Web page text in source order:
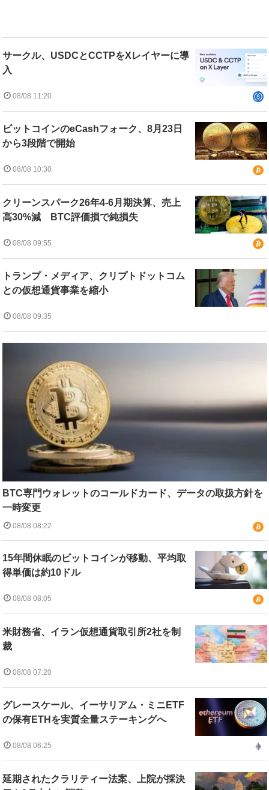
サークル、USDCとCCTPをXレイヤーに導
入
08/08 11:20
ビットコインのeCashフォーク、8月23日
から3段階で開始
08/08 10:30
クリーンスパーク26年4-6月期決算、売上
高30%減 BTC評価損で純損失
08/08 09:55
トランプ・メディア、クリプトドットコム
との仮想通貨事業を縮小
08/08 09:35
BTC専門ウォレットのコールドカード、データの取扱方針を
一時変更
08/08 08:22
15年間休眠のビットコインが移動、平均取
得単価は約10ドル
08/08 08:05
米財務省、イラン仮想通貨取引所2社を制
裁
08/08 07:20
グレースケール、イーサリアム・ミニETF
の保有ETHを実質全量ステーキングへ
08/08 06:25
延期されたクラリティー法案、上院が採決